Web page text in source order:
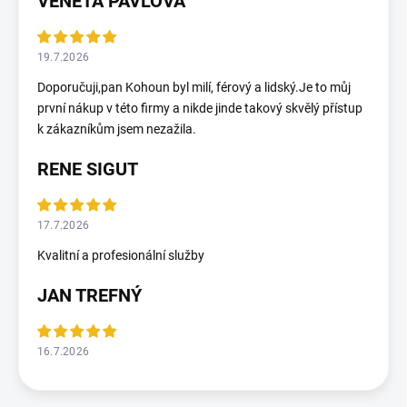
19.7.2026
Doporučuji,pan Kohoun byl milí, férový a lidský.Je to můj
první nákup v této firmy a nikde jinde takový skvělý přístup
k zákazníkům jsem nezažila.
RENE SIGUT
17.7.2026
Kvalitní a profesionální služby
JAN TREFNÝ
16.7.2026